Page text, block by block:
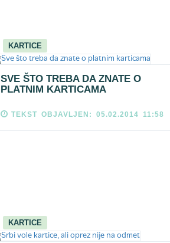
KARTICE
SVE ŠTO TREBA DA ZNATE O
PLATNIM KARTICAMA
TEKST OBJAVLJEN: 05.02.2014 11:58
KARTICE